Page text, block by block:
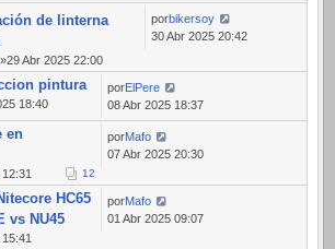
de linterna
»29 Abr 2025 22:00
porbikersoy
30 Abr 2025 20:42
pintura
18:40
porElPere
08 Abr 2025 18:37
en
12
porMafo
07 Abr 2025 20:30
HC65
vs NU45
porMafo
01 Abr 2025 09:07